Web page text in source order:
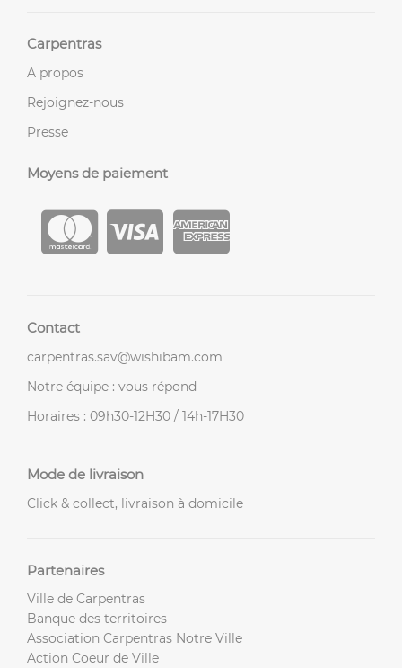
Carpentras
A propos
Rejoignez-nous
Presse
Moyens de paiement
Contact
carpentras.sav@wishibam.com
Notre équipe : vous répond
Horaires : 09h30-12H30 / 14h-17H30
Mode de livraison
Click & collect, livraison à domicile
Partenaires
Ville de Carpentras
Banque des territoires
Association Carpentras Notre Ville
Action Coeur de Ville